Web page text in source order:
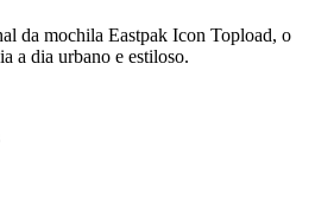
da mochila Eastpak Icon Topload, o
a dia urbano e estiloso.